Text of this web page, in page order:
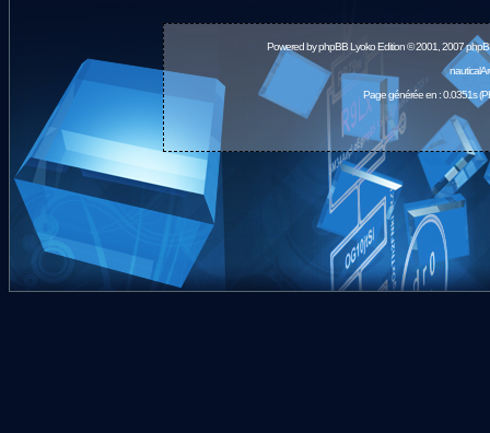
Powered byphpBBLyoko Edition © 2001, 2007
Page générée en : 0.0351s